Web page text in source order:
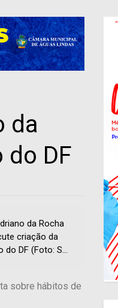
da
DF
da Rocha
criação da
DF (Foto: S...
sobre hábitos de